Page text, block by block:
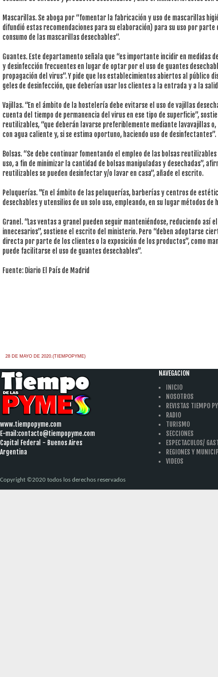
Mascarillas. Se aboga por “fomentar la fabricación y uso de mascarillas
difundió estas recomendaciones para su elaboración) para su uso por
consumo de las mascarillas desechables”.
Guantes. Este departamento señala que “es importante incidir en medidas
y desinfección frecuentes en lugar de optar por el uso de guantes
propagación del virus”. Y pide que los establecimientos abiertos al público
geles de desinfección, que deberían usar los clientes a la entrada y a la
Vajillas. “En el ámbito de la hostelería debe evitarse el uso de vajillas
cuenta del tiempo de permanencia del virus en ese tipo de superficie”,
reutilizables, “que deberán lavarse preferiblemente mediante lavavajillas o,
con agua caliente y, si se estima oportuno, haciendo uso de desinfectantes”.
Bolsas. “Se debe continuar fomentando el empleo de las bolsas
uso, a fin de minimizar la cantidad de bolsas manipuladas y desechadas”,
reutilizables se pueden desinfectar y/o lavar en casa”, añade el escrito.
Peluquerías. "En el ámbito de las peluquerías, barberías y centros de
desechables y utensilios de un solo uso, empleando, en su lugar métodos de
Granel. “Las ventas a granel pueden seguir manteniéndose, reduciendo así
innecesarios”, sostiene el escrito del ministerio. Pero “deben adoptarse
directa por parte de los clientes o la exposición de los productos”, como
puede facilitarse el uso de guantes desechables”.
Fuente: Diario El País de Madrid
28 DE MAYO DE 2020.(TIEMPOPYME)
www.tiempopyme.com
E-mail:contacto@tiempopyme.com
Capital Federal - Buenos Aires
Argentina
NAVEGACION
INICIO
NOSOTROS
REVISTAS TIEMPO
RADIO
TURISMO
SECCIONES
ESPECTACULOS/
REGIONES Y
VIDEOS
Copyright ©2020 todos los derechos reservados